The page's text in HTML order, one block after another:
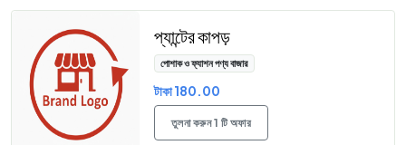
প্যান্টের কাপড়
পোশাক ও ফ্যাশন পণ্য বাজার
টাকা 180.00
তুলনা করুন 1 টি অফার